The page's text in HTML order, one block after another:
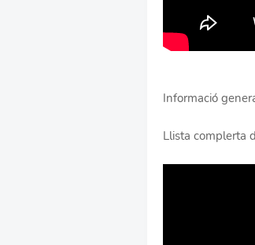
Informació
Llista complerta